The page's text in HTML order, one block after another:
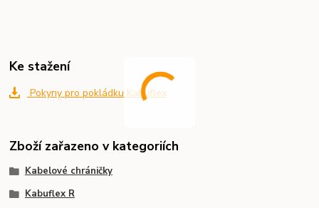
Ke stažení
Pokyny pro pokládku Kabuflex
Zboží zařazeno v kategoriích
Kabelové chráničky
Kabuflex R